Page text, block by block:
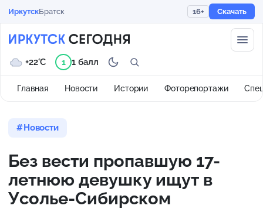
ИркутскБратск 16+ Скачать
Главная Новости Истории Фоторепортажи
+22°C 1 1 балл
Новости
Без вести пропавшую 17-
летнюю девушку ищут в
Усолье-Сибирском